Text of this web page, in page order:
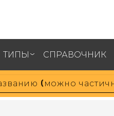
ТИПЫ СПРАВОЧНИК